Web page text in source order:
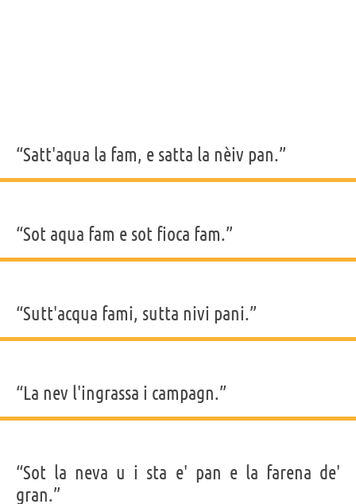
“Satt'aqua la fam, e satta la nèiv pan.”
“Sot aqua fam e sot fioca fam.”
“Sutt'acqua fami, sutta nivi pani.”
“La nev l'ingrassa i campagn.”
“Sot la neva u i sta e' pan e la farena de'
gran.”